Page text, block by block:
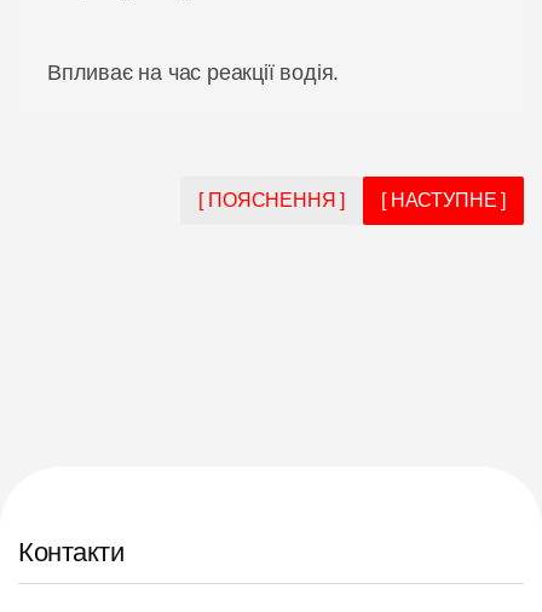
Впливає на час реакції водія.
[ ПОЯСНЕННЯ ] [ НАСТУПНЕ ]
Контакти